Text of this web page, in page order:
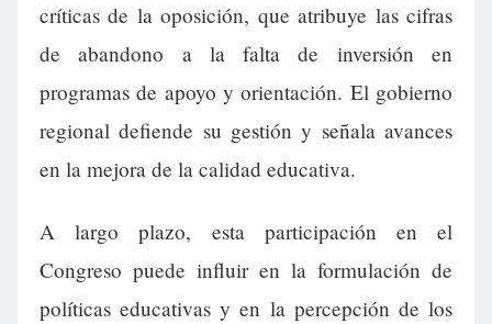
críticas de la oposición, que atribuye las cifras
de abandono a la falta de inversión en
programas de apoyo y orientación. El gobierno
regional defiende su gestión y señala avances
en la mejora de la calidad educativa.
A largo plazo, esta participación en el
Congreso puede influir en la formulación de
políticas educativas y en la percepción de los